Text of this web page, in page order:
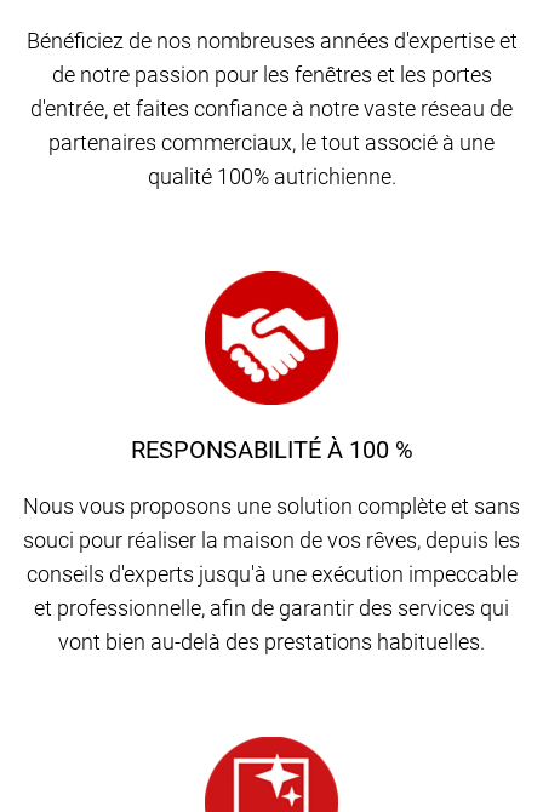
Bénéficiez de nos nombreuses années d'expertise et
de notre passion pour les fenêtres et les portes
d'entrée, et faites confiance à notre vaste réseau de
partenaires commerciaux, le tout associé à une
qualité 100% autrichienne.
RESPONSABILITÉ À 100 %
Nous vous proposons une solution complète et sans
souci pour réaliser la maison de vos rêves, depuis les
conseils d'experts jusqu'à une exécution impeccable
et professionnelle, afin de garantir des services qui
vont bien au-delà des prestations habituelles.